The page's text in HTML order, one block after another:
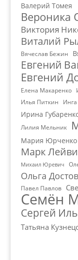
Валерий Томея
Вероника
Виктория
Виталий
Вячеслав Бежин
Евгений
Евгений
Елена Макаренко
Илья Питкин
Ирина
Лилия Мельник
Мария Юрченко
Марк
Михаил Юревич
Ольга
Павел Павлов
Семён
Сергей
Татьяна